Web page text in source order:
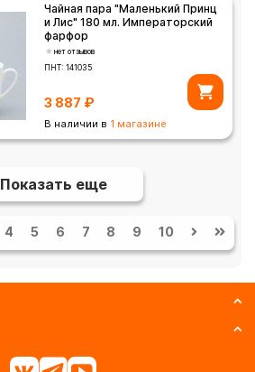
Чайная пара "Маленький Принц
и Лис" 180 мл. Императорский
фарфор
нет отзывов
ПНТ:141035
3 887 ₽
В наличии в 1 магазине
Показать еще
4 5 6 7 8 9 10